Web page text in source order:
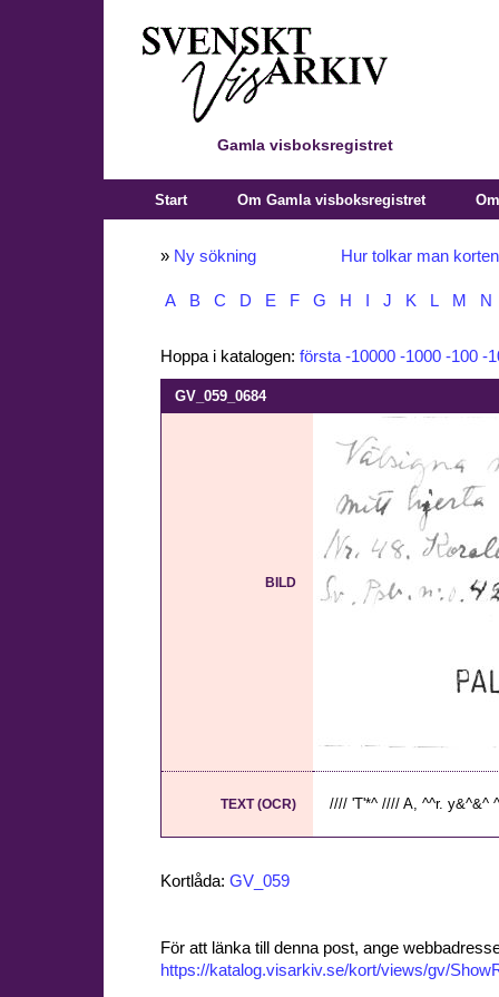
Gamla visboksregistret
Start Om Gamla visboksregistret
» Ny sökning Hur tolkar man
A B C D E F G H J K L M N
Hoppa i katalogen: första -10000 -1000 -100 -
GV_059_0684
BILD
TEXT (OCR) //// 'T'*^ //// A, ^^r. y&^&^
Kortlåda: GV_059
För att länka till denna post, ange
https://katalog.visarkiv.se/kort/views/gv/